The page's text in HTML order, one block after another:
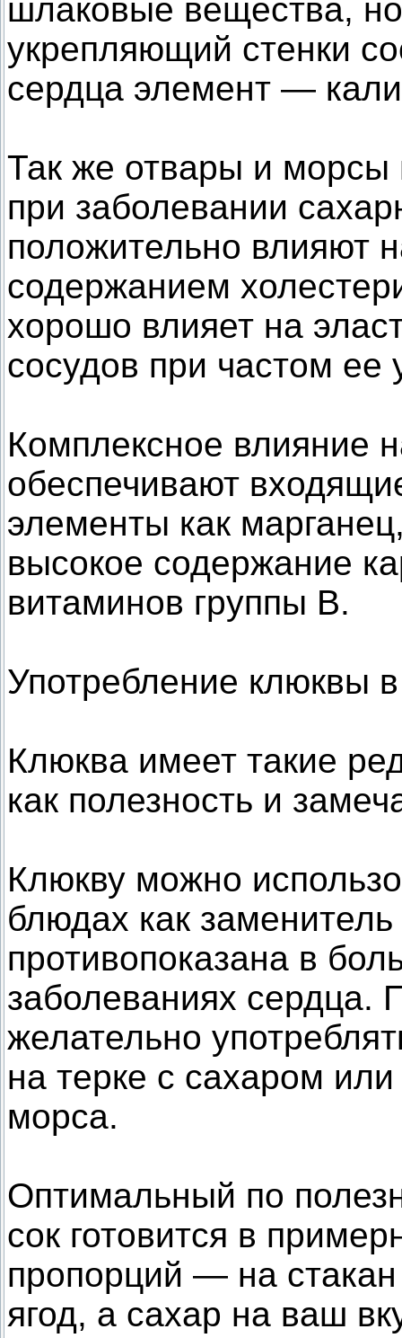
шлаковые вещества, но
укрепляющий стенки
сердца элемент —
Так же отвары и морсы
при заболевании
положительно влияют
содержанием
хорошо влияет на
сосудов при частом ее
Комплексное влияние
обеспечивают
элементы как
высокое содержание
витаминов группы B.
Употребление клюквы
Клюква имеет такие
как полезность и
Клюкву можно
блюдах как
противопоказана в
заболеваниях сердца.
желательно
на терке с сахаром
морса.
Оптимальный по
сок готовится в
пропорций — на
ягод, а сахар на ваш